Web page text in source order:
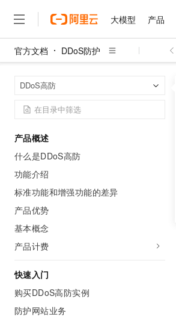
大模型 产品
官方文档 DDoS防护
DDoS高防
产品概述
什么是DDoS高防
功能介绍
标准功能和增强功能的差异
产品优势
基本概念
产品计费
快速入门
购买DDoS高防实例
防护网站业务
大模型
产品
精选产品
人工智能与机器学习
容器
存储
安全
中间件
解决方案
精选解决方案
AI
大数据
现代化应用
网络
可观测
权益
定价
云市场
伙伴
服务
了解阿里云